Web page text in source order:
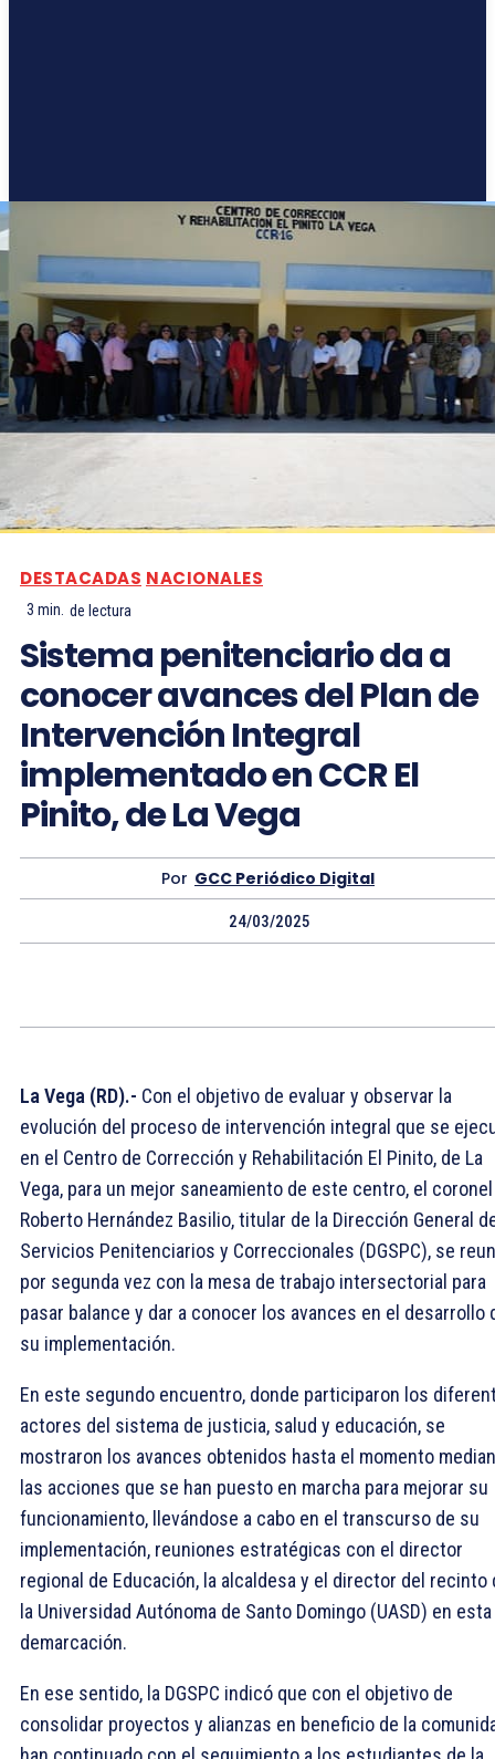
DESTACADAS NACIONALES
3 min. de lectura
Sistema penitenciario da a
conocer avances del Plan de
Intervención Integral
implementado en CCR El
Pinito, de La Vega
Por GCC Periódico Digital
24/03/2025
La Vega (RD).- Con el objetivo de evaluar y observar la
evolución del proceso de intervención integral que se
en el Centro de Corrección y Rehabilitación El Pinito, de La
Vega, para un mejor saneamiento de este centro, el coronel
Roberto Hernández Basilio, titular de la Dirección General
Servicios Penitenciarios y Correccionales (DGSPC), se
por segunda vez con la mesa de trabajo intersectorial para
pasar balance y dar a conocer los avances en el desarrollo
su implementación.
En este segundo encuentro, donde participaron los
actores del sistema de justicia, salud y educación, se
mostraron los avances obtenidos hasta el momento
las acciones que se han puesto en marcha para mejorar su
funcionamiento, llevándose a cabo en el transcurso de su
implementación, reuniones estratégicas con el director
regional de Educación, la alcaldesa y el director del recinto
la Universidad Autónoma de Santo Domingo (UASD) en esta
demarcación.
En ese sentido, la DGSPC indicó que con el objetivo de
consolidar proyectos y alianzas en beneficio de la